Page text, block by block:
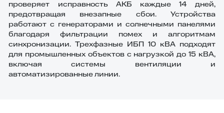
проверяет исправность АКБ каждые 14 дней,
предотвращая внезапные сбои. Устройства
работают с генераторами и солнечными панелями
благодаря фильтрации помех и алгоритмам
синхронизации. Трехфазные ИБП 10 кВА подходят
для промышленных объектов с нагрузкой до 15 кВА,
включая системы вентиляции и
автоматизированные линии.